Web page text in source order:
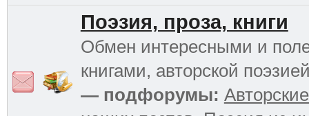
Поэзия, проза, книги
Обмен интересными и
книгами, авторской
— подфорумы: